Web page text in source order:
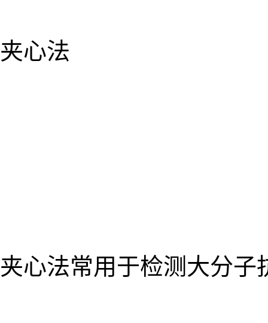
夹心法
夹心法常用于检测大分子